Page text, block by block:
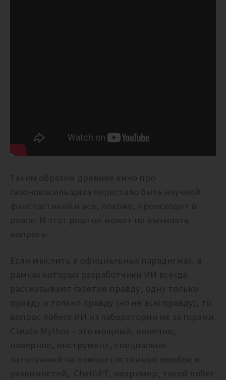
Таким образом древнее кино про
газонокосильщика перестало быть научной
фанстастикой и все, похоже, происходит в
реале. И этот реал не может не вызывать
вопросы.
Если мыслить в официальных парадигмах, в
рамках которых разработчики ИИ всегда
рассказывают газетам правду, одну только
правду и только правду (но не всю правду), то
вопрос побега ИИ из лаборатории не за горами.
Claude Mythos – это мощный, конечно,
наверное, инструмент, специально
заточенный на поиски системных ошибок и
уязвимостей, ChatGPT, например, такой побег